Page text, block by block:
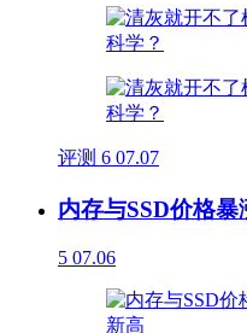
评测 6 07.07
内存与SSD价格
5 07.06